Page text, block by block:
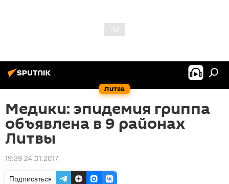
Литва
Медики: эпидемия гриппа
объявлена в 9 районах
Литвы
19:39 24.01.2017
Подписаться